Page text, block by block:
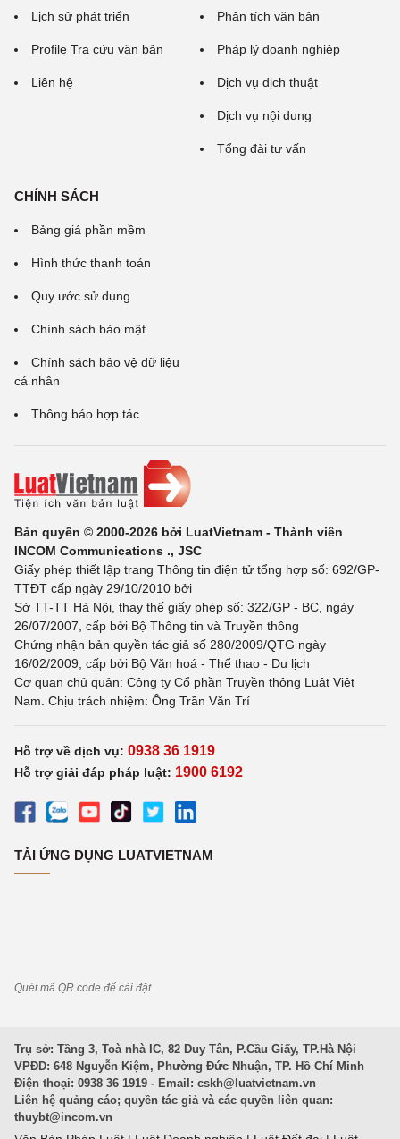
Lịch sử phát triển
Profile Tra cứu văn bản
Liên hệ
Phân tích văn bản
Pháp lý doanh nghiệp
Dịch vụ dịch thuật
Dịch vụ nội dung
Tổng đài tư vấn
CHÍNH SÁCH
Bảng giá phần mềm
Hình thức thanh toán
Quy ước sử dụng
Chính sách bảo mật
Chính sách bảo vệ dữ liệu
cá nhân
Thông báo hợp tác
Bản quyền © 2000-2026 bởi LuatVietnam - Thành viên
INCOM Communications ., JSC
Giấy phép thiết lập trang Thông tin điện tử tổng hợp số: 692/GP-
TTĐT cấp ngày 29/10/2010 bởi
Sở TT-TT Hà Nội, thay thế giấy phép số: 322/GP - BC, ngày
26/07/2007, cấp bởi Bộ Thông tin và Truyền thông
Chứng nhận bản quyền tác giả số 280/2009/QTG ngày
16/02/2009, cấp bởi Bộ Văn hoá - Thể thao - Du lịch
Cơ quan chủ quản: Công ty Cổ phần Truyền thông Luật Việt
Nam. Chịu trách nhiệm: Ông Trần Văn Trí
Hỗ trợ về dịch vụ: 0938 36 1919
Hỗ trợ giải đáp pháp luật: 1900 6192
TẢI ỨNG DỤNG LUATVIETNAM
Quét mã QR code để cài đặt
Trụ sở: Tầng 3, Toà nhà IC, 82 Duy Tân, P.Cầu Giấy, TP.Hà Nội
VPĐD: 648 Nguyễn Kiệm, Phường Đức Nhuận, TP. Hồ Chí Minh
Điện thoại: 0938 36 1919 - Email: cskh@luatvietnam.vn
Liên hệ quảng cáo; quyền tác giả và các quyền liên quan:
thuybt@incom.vn